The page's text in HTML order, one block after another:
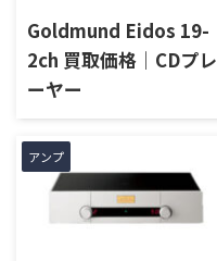
Goldmund Eidos 19-
2ch 買取価格｜CDプレ
ーヤー
アンプ